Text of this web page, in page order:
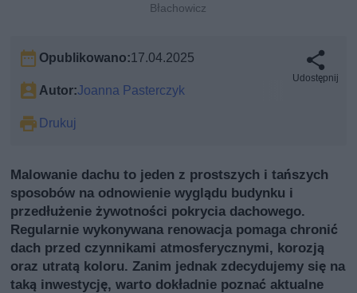
Błachowicz
Opublikowano:17.04.2025
Autor:Joanna Pasterczyk
Drukuj
Udostępnij
Malowanie dachu to jeden z prostszych i tańszych
sposobów na odnowienie wyglądu budynku i
przedłużenie żywotności pokrycia dachowego.
Regularnie wykonywana renowacja pomaga chronić
dach przed czynnikami atmosferycznymi, korozją
oraz utratą koloru. Zanim jednak zdecydujemy się na
taką inwestycję, warto dokładnie poznać aktualne